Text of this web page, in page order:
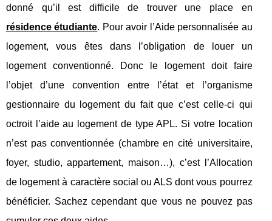
donné qu’il est difficile de trouver une place en
résidence étudiante. Pour avoir l’Aide personnalisée au
logement, vous êtes dans l’obligation de louer un
logement conventionné. Donc le logement doit faire
l’objet d’une convention entre l’état et l’organisme
gestionnaire du logement du fait que c’est celle-ci qui
octroit l’aide au logement de type APL. Si votre location
n’est pas conventionnée (chambre en cité universitaire,
foyer, studio, appartement, maison…), c’est l’Allocation
de logement à caractère social ou ALS dont vous pourrez
bénéficier. Sachez cependant que vous ne pouvez pas